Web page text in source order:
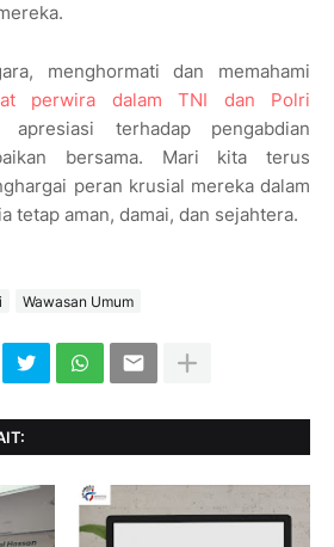
menghormati dan memahami
perwira dalam TNI dan Polri
apresiasi terhadap pengabdian
bersama. Mari kita terus
peran krusial mereka dalam
tetap aman, damai, dan sejahtera.
Wawasan Umum